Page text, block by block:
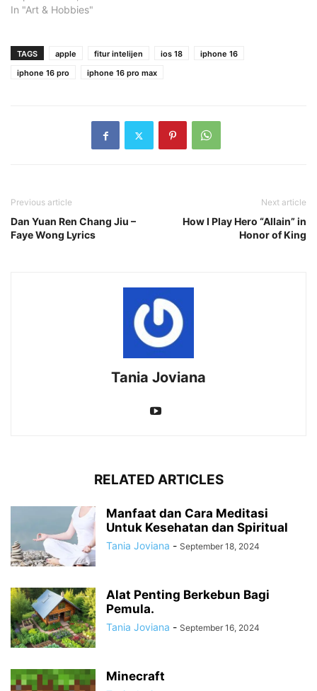
In "Art & Hobbies"
TAGS apple fitur intelijen ios 18
iphone 16
iphone 16 pro
iphone 16 pro max
Previous article
Dan Yuan Ren Chang Jiu –
Faye Wong Lyrics
Next article
How I Play Hero “Allain” in
Honor of King
Tania Joviana
RELATED ARTICLES
Manfaat dan Cara Meditasi
Untuk Kesehatan dan Spiritual
Tania Joviana - September 18, 2024
Alat Penting Berkebun Bagi
Pemula.
Tania Joviana - September 16, 2024
Minecraft